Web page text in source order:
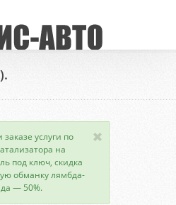
заказе услуги по
на
под ключ, скидка
обманку лямбда-
— 50%.